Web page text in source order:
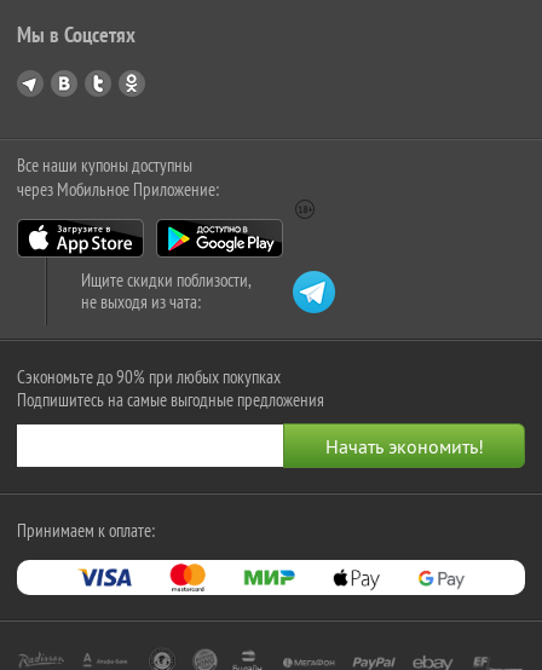
Мы в Соцсетях
Все наши купоны доступны
через Мобильное Приложение:
Ищите скидки поблизости,
не выходя из чата:
Сэкономьте до 90% при любых покупках
Подпишитесь на самые выгодные предложения
Принимаем к оплате: